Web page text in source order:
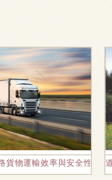
貨物運輸效率與安全性